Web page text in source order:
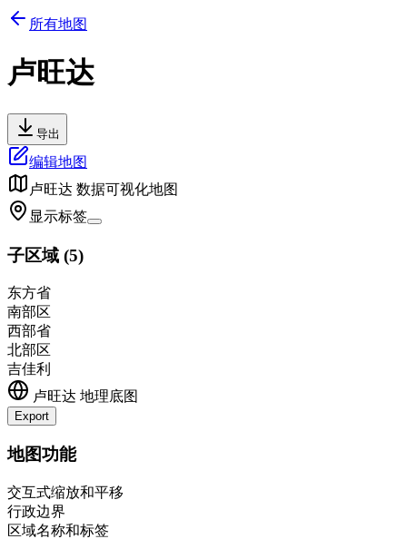
所有地图
卢旺达
导出
编辑地图
卢旺达 数据可视化地图
显示标签
子区域 (5)
东方省
南部区
西部省
北部区
吉佳利
卢旺达 地理底图
Export
+
地图功能
交互式缩放和平移
行政边界
区域名称和标签